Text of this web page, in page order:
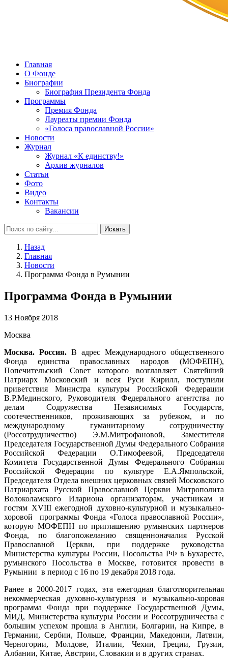
Главная
О Фонде
Биографии
Биография Президента Фонда
Программы
Премия Фонда
Лауреаты премии Фонда
«Голоса православной России»
Новости
Журнал
Журнал «К единству!»
Архив журналов
Статьи
Фото
Видео
Контакты
Вакансии
Искать
Назад
Главная
Новости
Программа Фонда в Румынии
Программа Фонда в Румынии
13 Ноября 2018
Москва
Москва. Россия. В адрес Международного общественного
Фонда единства православных народов (МОФЕПН),
Попечительский Совет которого возглавляет Святейший
Патриарх Московский и всея Руси Кирилл, поступили
приветствия Министра культуры Российской Федерации
В.Р.Мединского, Руководителя Федерального агентства по
делам Содружества Независимых Государств,
соотечественников, проживающих за рубежом, и по
международному гуманитарному сотрудничеству
(Россотрудничество) Э.М.Митрофановой, Заместителя
Председателя Государственной Думы Федерального Собрания
Российской Федерации О.Тимофеевой, Председателя
Комитета Государственной Думы Федерального Собрания
Российской Федерации по культуре Е.А.Ямпольской,
Председателя Отдела внешних церковных связей Московского
Патриархата Русской Православной Церкви Митрополита
Волоколамского Илариона организаторам, участникам и
гостям XVIII ежегодной духовно-культурной и музыкально-
хоровой программы Фонда «Голоса православной России»,
которую МОФЕПН по приглашению румынских партнеров
Фонда, по благопожеланию священноначалия Русской
Православной Церкви, при поддержке руководства
Министерства культуры России, Посольства РФ в Бухаресте,
румынского Посольства в Москве, готовится провести в
Румынии в период с 16 по 19 декабря 2018 года.
Ранее в 2000-2017 годах, эта ежегодная благотворительная
некоммерческая духовно-культурная и музыкально-хоровая
программа Фонда при поддержке Государственной Думы,
МИД, Министерства культуры России и Россотрудничества с
большим успехом прошла в Англии, Болгарии, на Кипре, в
Германии, Сербии, Польше, Франции, Македонии, Латвии,
Черногории, Молдове, Италии, Чехии, Греции, Грузии,
Албании, Китае, Австрии, Словакии и в других странах.